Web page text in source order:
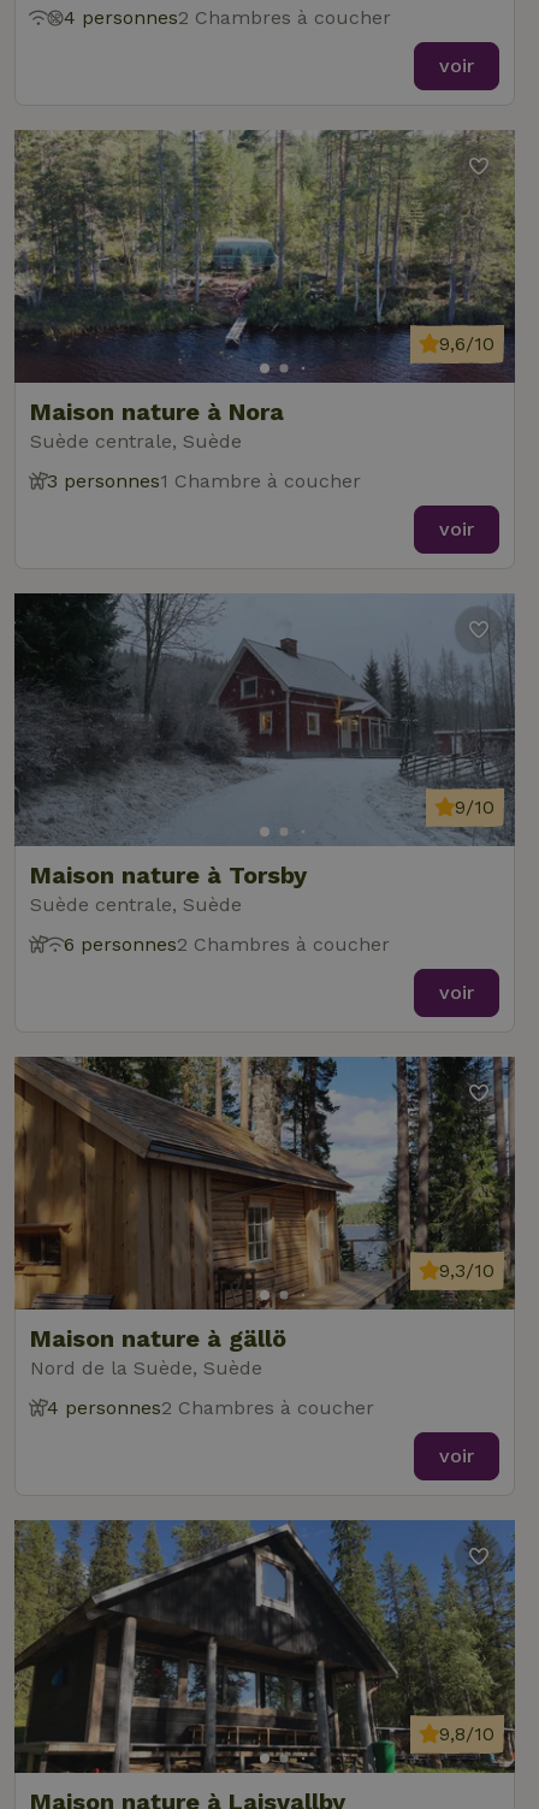
4 personnes2 Chambres à coucher
voir
Maison nature à Nora
Suède centrale, Suède
9,6/10
3 personnes1 Chambre à coucher
voir
Maison nature à Torsby
Suède centrale, Suède
9/10
6 personnes2 Chambres à coucher
voir
Maison nature à gällö
Nord de la Suède, Suède
9,3/10
4 personnes2 Chambres à coucher
voir
Maison nature à Laisvallby
9,8/10